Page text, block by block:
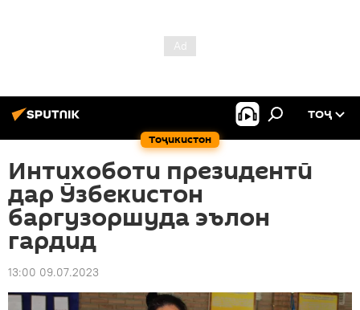
Тоҷикистон
ТОҶ
Интихоботи президентӣ
дар Ӯзбекистон
баргузоршуда эълон
гардид
13:00 09.07.2023